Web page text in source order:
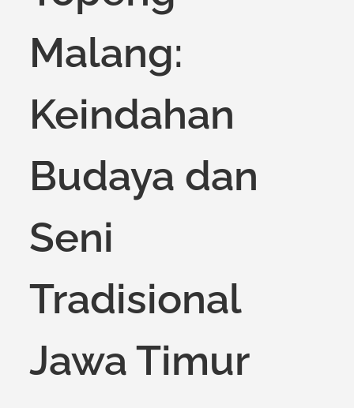
Malang:
Keindahan
Budaya dan
Seni
Tradisional
Jawa Timur